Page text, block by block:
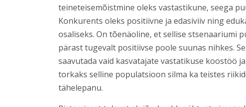
teineteisemõistmine oleks vastastikune, seega
Konkurents oleks positiivne ja edasiviiv ning
osaliseks. On tõenäoline, et sellise stsenaariumi
pärast tugevalt positiivse poole suunas nihkes.
saavutada vaid kasvatajate vastatikuse koostöö
torkaks selline populatsioon silma ka teistes
tähelepanu.